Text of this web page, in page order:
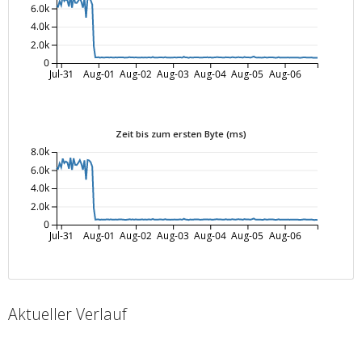
Jul-31 Aug-01 Aug-02 Aug-03 Aug-04 Aug-05 Aug-06
0
2.0k
4.0k
6.0k
Zeit bis zum ersten Byte (ms)
Jul-31 Aug-01 Aug-02 Aug-03 Aug-04 Aug-05 Aug-06
0
2.0k
4.0k
6.0k
8.0k
Aktueller Verlauf